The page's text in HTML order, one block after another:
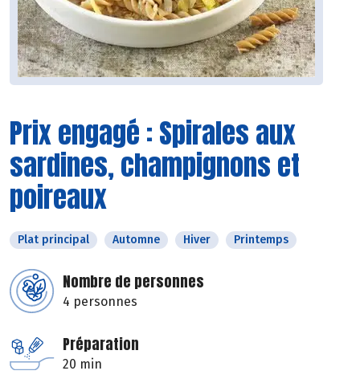
Prix engagé : Spirales aux
sardines, champignons et
poireaux
Plat principal Automne Hiver Printemps
Nombre de personnes
4 personnes
Préparation
20 min